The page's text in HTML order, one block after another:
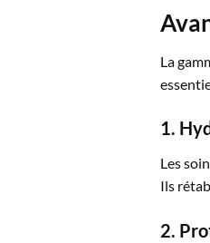
La
1.
Les
Ils
2.